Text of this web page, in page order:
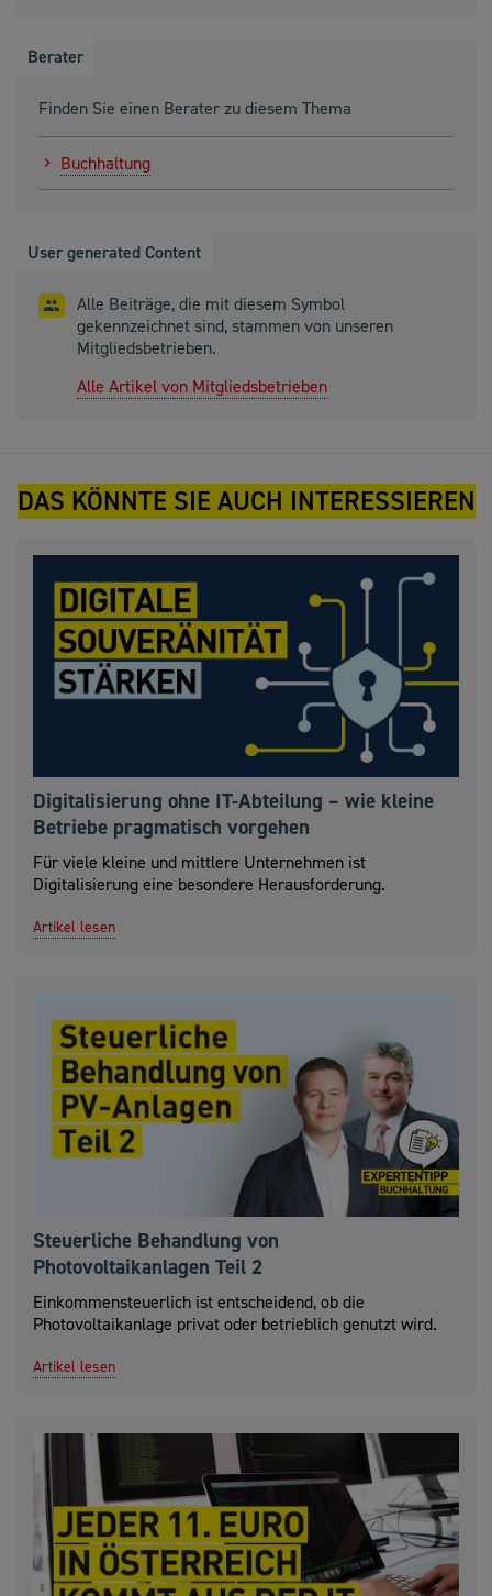
Berater
Finden Sie einen Berater zu diesem Thema
Buchhaltung
User generated Content
Alle Beiträge, die mit diesem Symbol
gekennzeichnet sind, stammen von unseren
Mitgliedsbetrieben.
Alle Artikel von Mitgliedsbetrieben
DAS KÖNNTE SIE AUCH INTERESSIEREN
Digitalisierung ohne IT-Abteilung – wie kleine
Betriebe pragmatisch vorgehen
Für viele kleine und mittlere Unternehmen ist
Digitalisierung eine besondere Herausforderung.
Artikel lesen
Steuerliche Behandlung von
Photovoltaikanlagen Teil 2
Einkommensteuerlich ist entscheidend, ob die
Photovoltaikanlage privat oder betrieblich genutzt wird.
Artikel lesen